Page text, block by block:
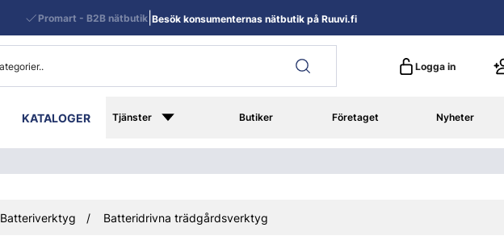
Logga in
KATALOGER Tjänster Butiker Företaget Nyheter
Promart - B2B nätbutik Besök konsumenternas nätbutik på Ruuvi.fi
Batteriverktyg Batteridrivna trädgårdsverktyg